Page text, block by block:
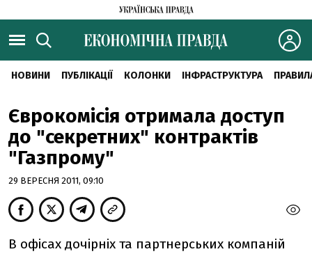
НОВИНИ ПУБЛІКАЦІЇ КОЛОНКИ ІНФРАСТРУКТУРА
Єврокомісія отримала доступ
до "секретних" контрактів
"Газпрому"
29 ВЕРЕСНЯ 2011, 09:10
В офісах дочірніх та партнерських компаній